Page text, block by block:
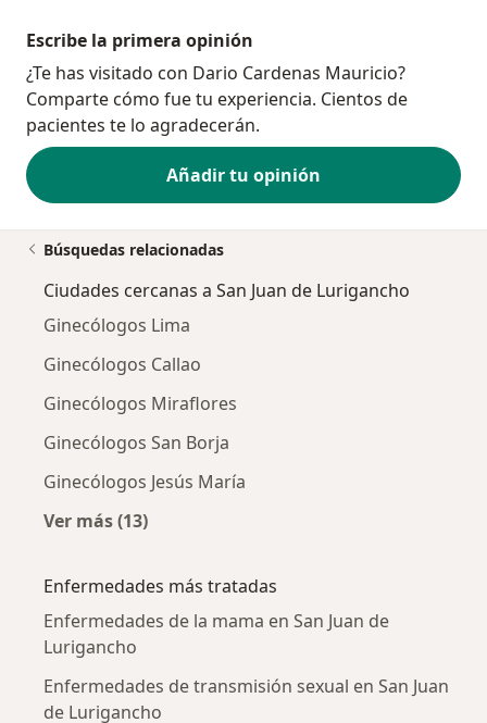
Escribe la primera opinión
¿Te has visitado con Dario Cardenas Mauricio?
Comparte cómo fue tu experiencia. Cientos de
pacientes te lo agradecerán.
Añadir tu opinión
Búsquedas relacionadas
Ciudades cercanas a San Juan de Lurigancho
Ginecólogos Lima
Ginecólogos Callao
Ginecólogos Miraflores
Ginecólogos San Borja
Ginecólogos Jesús María
Ver más (13)
Enfermedades más tratadas
Enfermedades de la mama en San Juan de
Lurigancho
Enfermedades de transmisión sexual en San Juan
de Lurigancho